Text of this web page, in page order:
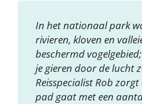
In het nationaal park
rivieren, kloven en
beschermd
je gieren door de lucht
Reisspecialist Rob
pad gaat met een